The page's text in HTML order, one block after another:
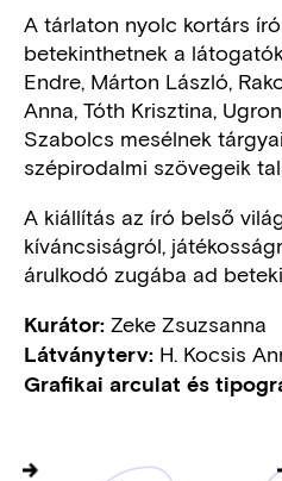
A tárlaton nyolc kortárs
betekinthetnek a
Endre, Márton László,
Anna, Tóth Krisztina,
Szabolcs mesélnek
szépirodalmi szövegeik
A kiállítás az író belső
kíváncsiságról,
árulkodó zugába ad
Kurátor: Zeke Zsuzsanna
Látványterv: H. Kocsis
Grafikai arculat és